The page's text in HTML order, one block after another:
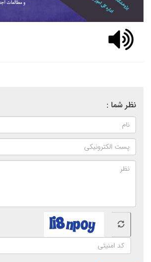
نظر شما :